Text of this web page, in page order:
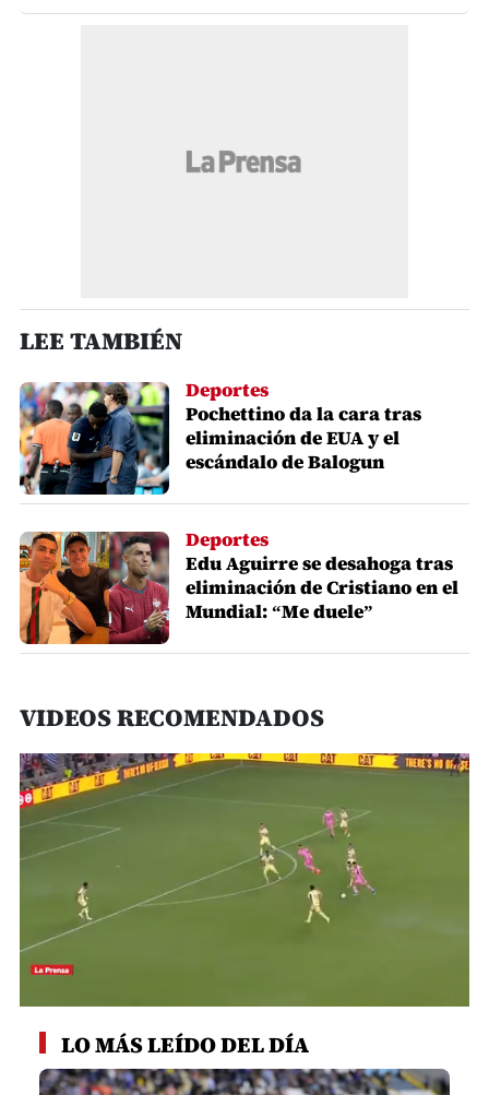
LEE TAMBIÉN
Deportes
Pochettino da la cara tras
eliminación de EUA y el
escándalo de Balogun
Deportes
Edu Aguirre se desahoga tras
eliminación de Cristiano en el
Mundial: “Me duele”
VIDEOS RECOMENDADOS
seconds
minute,
LO MÁS LEÍDO DEL DÍA